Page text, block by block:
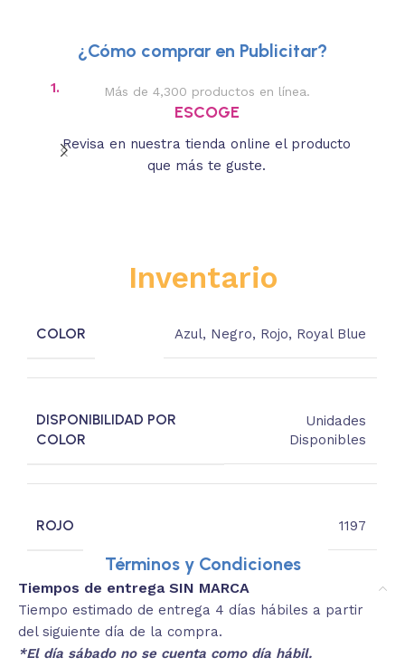
¿Cómo comprar en Publicitar?
1. Más de 4,300 productos en línea.
ESCOGE
Revisa en nuestra tienda online el producto
que más te guste.
Inventario
COLOR Azul, Negro, Rojo, Royal Blue
DISPONIBILIDAD POR
COLOR
Unidades
Disponibles
ROJO 1197
Términos y Condiciones
Tiempos de entrega SIN MARCA
Tiempo estimado de entrega 4 días hábiles a partir
del siguiente día de la compra.
*El día sábado no se cuenta como día hábil.